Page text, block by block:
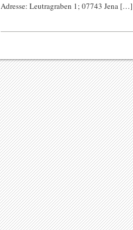
Adresse: Leutragraben 1; 07743 Jena […]